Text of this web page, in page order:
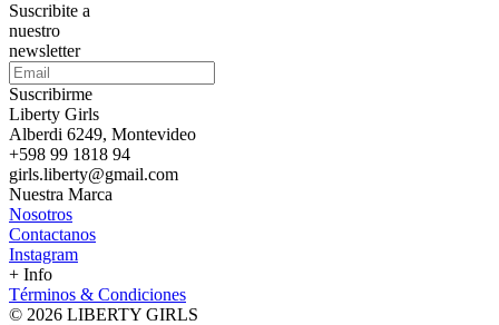
Suscribite a
nuestro
newsletter
Suscribirme
Liberty Girls
Alberdi 6249, Montevideo
+598 99 1818 94
girls.liberty@gmail.com
Nuestra Marca
Nosotros
Contactanos
Instagram
+ Info
Términos & Condiciones
© 2026 LIBERTY GIRLS